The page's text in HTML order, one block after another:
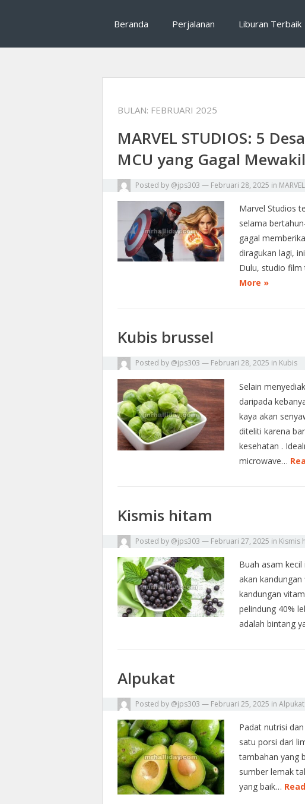
Mrhalliday : Tips
perjalanan
Beranda Perjalanan Liburan Terbaik
BULAN: FEBRUARI 2025
MARVEL STUDIOS: 5
MCU yang Gagal
Posted by @jps303 — Februari 28, 2025 in
Marvel Studios
selama
gagal
diragukan lagi,
Dulu, studio
More »
Kubis brussel
Posted by @jps303 — Februari 28, 2025 in Kubis
Selain
daripada
kaya akan
diteliti karena
kesehatan .
microwave…
Kismis hitam
Posted by @jps303 — Februari 27, 2025 in Kismis
Buah asam
akan
kandungan
pelindung 40%
adalah bintang
Alpukat
Posted by @jps303 — Februari 25, 2025 in Alpukat
Padat nutrisi
satu porsi dari
tambahan yang
sumber lemak
yang baik…